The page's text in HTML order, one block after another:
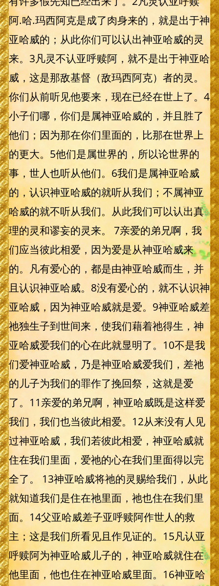
阿.哈.玛西阿克是成了肉身来的，就是出于神
亚哈威的；从此你们可以认出神亚哈威的灵
来。3凡灵不认亚呼赎阿，就不是出于神亚哈
威，这是那敌基督（敌玛西阿克）者的灵。
你们从前听见他要来，现在已经在世上了。4
小子们哪，你们是属神亚哈威的，并且胜了
他们；因为那在你们里面的，比那在世界上
的更大。5他们是属世界的，所以论世界的
事，世人也听从他们。6我们是属神亚哈威
的，认识神亚哈威的就听从我们；不属神亚
哈威的就不听从我们。从此我们可以认出真
理的灵和谬妄的灵来。 7亲爱的弟兄啊，我
们应当彼此相爱，因为爱是从神亚哈威来
的。凡有爱心的，都是由神亚哈威而生，并
且认识神亚哈威。8没有爱心的，就不认识神
亚哈威，因为神亚哈威就是爱。9神亚哈威差
祂独生子到世间来，使我们藉着祂得生，神
亚哈威爱我们的心在此就显明了。10不是我
们爱神亚哈威，乃是神亚哈威爱我们，差祂
的儿子为我们的罪作了挽回祭，这就是爱
了。11亲爱的弟兄啊，神亚哈威既是这样爱
我们，我们也当彼此相爱。12从来没有人见
过神亚哈威，我们若彼此相爱，神亚哈威就
住在我们里面，爱祂的心在我们里面得以完
全了。 13神亚哈威将祂的灵赐给我们，从此
就知道我们是住在祂里面，祂也住在我们里
面。14父亚哈威差子亚呼赎阿作世人的救
主；这是我们所看见且作见证的。15凡认亚
呼赎阿为神亚哈威儿子的，神亚哈威就住在
他里面，他也住在神亚哈威里面。16神亚哈